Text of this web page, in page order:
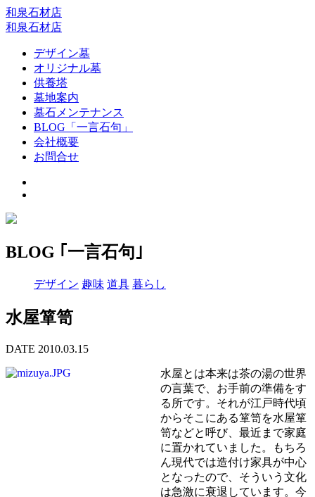
和泉石材店
和泉石材店
デザイン墓
オリジナル墓
供養塔
墓地案内
墓石メンテナンス
BLOG「一言石句」
会社概要
お問合せ
BLOG ｢一言石句｣
デザイン 趣味 道具 暮らし
水屋箪笥
DATE 2010.03.15
水屋とは本来は茶の湯の世界
の言葉で、お手前の準備をす
る所です。それが江戸時代頃
からそこにある箪笥を水屋箪
笥などと呼び、最近まで家庭
に置かれていました。もちろ
ん現代では造付け家具が中心
となったので、そういう文化
は急激に衰退しています。今